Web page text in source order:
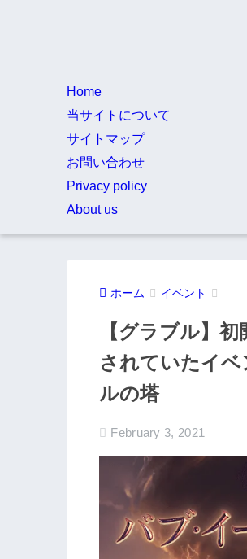
Home
当サイトについて
サイトマップ
お問い合わせ
Privacy policy
About us
ホーム イベント
【グラブル】
されていたイ
ルの塔
February 3, 2021